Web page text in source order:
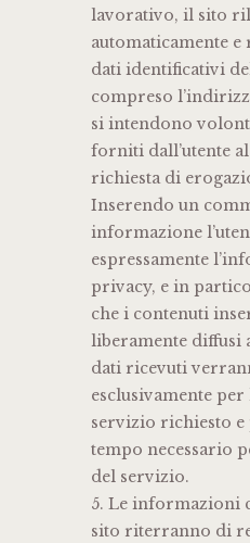
lavorativo, il sito
automaticamente
dati identificativi
compreso
si intendono
forniti dall’utente
richiesta di
Inserendo un
informazione
espressamente
privacy, e in
che i contenuti
liberamente diffusi
dati ricevuti
esclusivamente per
servizio richiesto
tempo necessario
del servizio.
5. Le informazioni
sito riterranno di